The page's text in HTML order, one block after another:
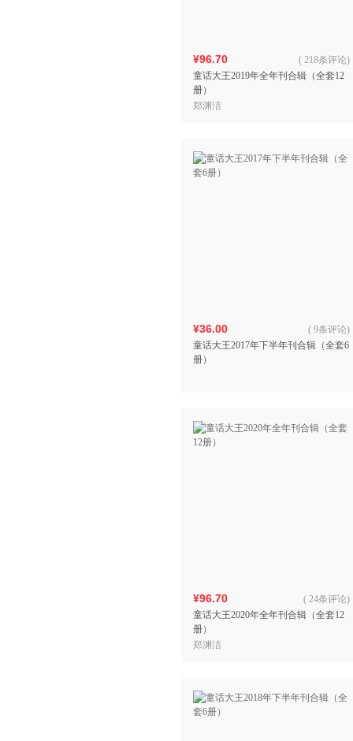
¥96.70
童话大王2019年全年刊合辑（全套12
册）
( 218条评论)
郑渊洁
¥36.00
童话大王2017年下半年刊合辑（全套6
册）
( 9条评论)
¥96.70
童话大王2020年全年刊合辑（全套12
册）
( 24条评论)
郑渊洁